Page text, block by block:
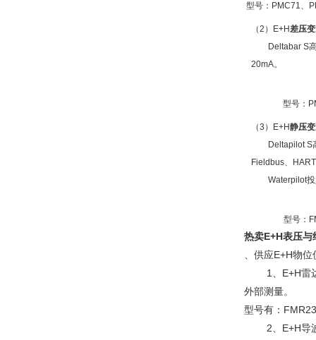
型号：PMC71、
（2）E+H差压
Deltabar S高
20mA。
型号：
（3）E+H静压
Deltapilot S高
Fieldbus、
Waterpilot投入
型号：
热卖E+H表压与
、供应E+H物
1、E+H雷达
外部测量。
型号有：
2、E+H导波